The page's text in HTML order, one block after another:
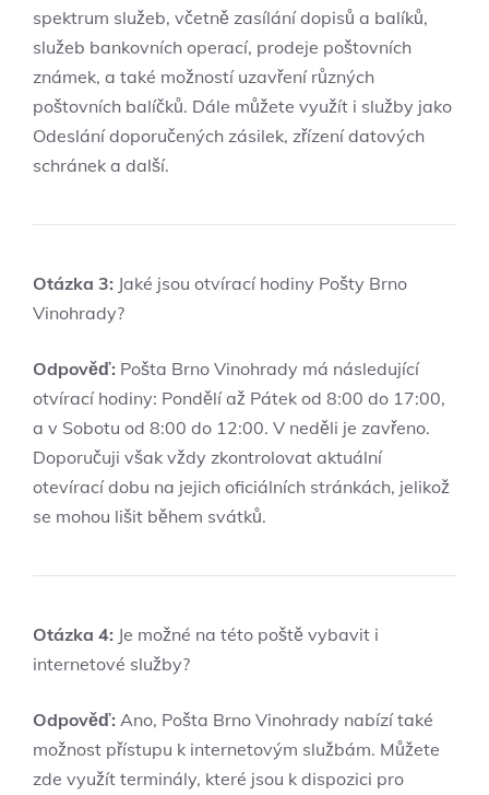
spektrum služeb, včetně zasílání⁢ dopisů a balíků,⁣
služeb‍ bankovních operací, prodeje poštovních
známek, a⁣ také možností uzavření⁣ různých
poštovních balíčků. Dále můžete ⁣využít i služby jako
Odeslání doporučených zásilek, zřízení datových
schránek a další.
Otázka 3: Jaké‍ jsou otvírací hodiny Pošty Brno
Vinohrady?
Odpověď: Pošta Brno⁢ Vinohrady má následující
otvírací hodiny: Pondělí​ až Pátek od 8:00 do 17:00,
a v Sobotu od 8:00 do 12:00. V neděli je zavřeno. ​
Doporučuji však vždy zkontrolovat aktuální
otevírací⁣ dobu na jejich oficiálních ⁢stránkách,⁣ jelikož
se mohou lišit během svátků.
Otázka⁢ 4: Je ‍možné na ‍této poště vybavit ⁣i
internetové služby?
Odpověď: Ano, Pošta Brno Vinohrady nabízí také
možnost přístupu k internetovým službám. ⁣Můžete
zde využít terminály, které jsou​ k dispozici pro